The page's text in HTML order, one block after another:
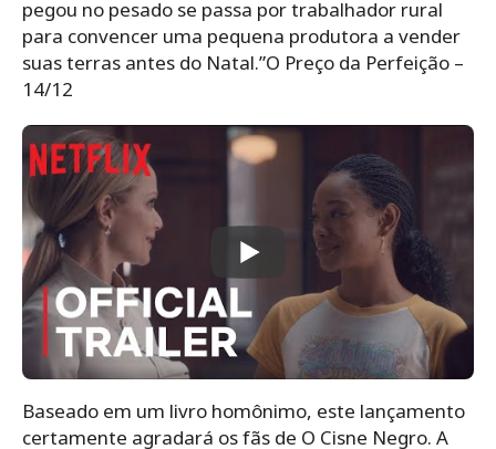
pegou no pesado se passa por trabalhador rural
para convencer uma pequena produtora a vender
suas terras antes do Natal.”O Preço da Perfeição –
14/12
Baseado em um livro homônimo, este lançamento
certamente agradará os fãs de O Cisne Negro. A